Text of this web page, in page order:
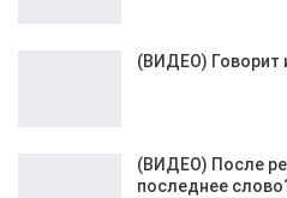
(ВИДЕО) Говорит
(ВИДЕО) После
последнее